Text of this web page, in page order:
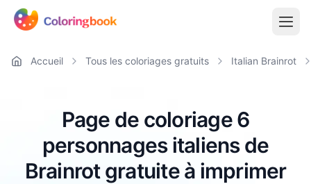
Accueil Tous les coloriages gratuits Italian Brainrot
Page de coloriage 6
personnages italiens de
Brainrot gratuite à imprimer